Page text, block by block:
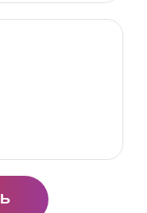
обладает
которым
подготовки